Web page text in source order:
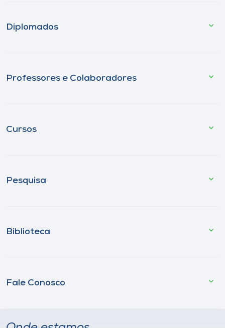
Diplomados
Professores e Colaboradores
Cursos
Pesquisa
Biblioteca
Fale Conosco